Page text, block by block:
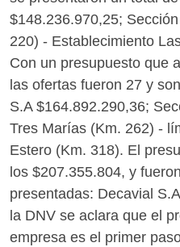
$148.236.970,25;
220) - Establecimiento
Con un presupuesto que
las ofertas fueron 27 y
S.A $164.892.290,36;
Tres Marías (Km. 262) -
Estero (Km. 318). El
los $207.355.804, y
presentadas: Decavial
la DNV se aclara que el
empresa es el primer